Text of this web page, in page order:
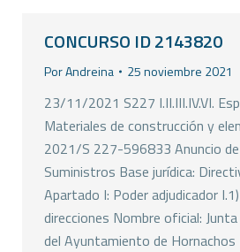
CONCURSO ID 2143820
PorAndreina 25 noviembre 2021
23/11/2021 S227 I.II.III.IV.VI.
Materiales de construcción y
2021/S 227-596833 Anuncio
Suministros Base jurídica:
Apartado I: Poder adjudicador
direcciones Nombre oficial:
del Ayuntamiento de Hornachos